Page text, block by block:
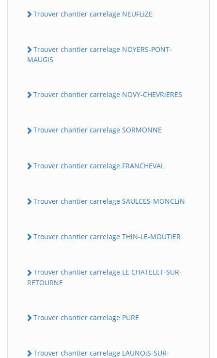
Trouver chantier carrelage NEUFLiZE
Trouver chantier carrelage NOYERS-PONT-
MAUGiS
Trouver chantier carrelage NOVY-CHEVRiERES
Trouver chantier carrelage SORMONNE
Trouver chantier carrelage FRANCHEVAL
Trouver chantier carrelage SAULCES-MONCLiN
Trouver chantier carrelage THiN-LE-MOUTiER
Trouver chantier carrelage LE CHATELET-SUR-
RETOURNE
Trouver chantier carrelage PURE
Trouver chantier carrelage LAUNOiS-SUR-